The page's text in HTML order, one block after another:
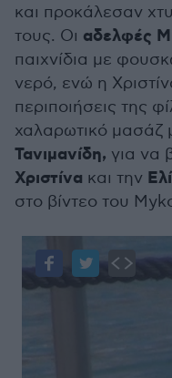
και προκάλεσαν
τους. Οι αδελφές
παιχνίδια με
νερό, ενώ η
περιποιήσεις της
χαλαρωτικό μασάζ
Τανιμανίδη, για να
Χριστίνα και την
στο βίντεο του